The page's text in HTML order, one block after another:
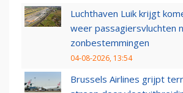
Luchthaven Luik krijgt
weer passagiersvluchten
zonbestemmingen
04-08-2026, 13:54
Brussels Airlines grijpt